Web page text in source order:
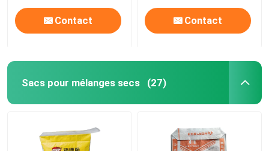
Contact Contact
Sacs pour mélanges secs (27)